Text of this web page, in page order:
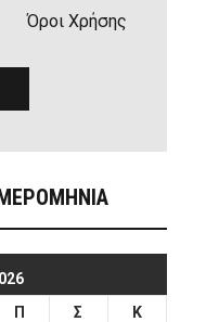
Όροι Χρήσης
Π Σ
Κ